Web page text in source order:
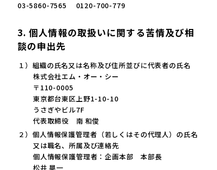
03-5860-7565 0120-700-779
3. 個人情報の取扱いに関する苦情及び相
談の申出先
１）組織の氏名又は名称及び住所並びに代表者の氏名
株式会社エム・オー・シー
〒110-0005
東京都台東区上野1-10-10
うさぎやビル7F
代表取締役 南 和俊
２）個人情報保護管理者（若しくはその代理人）の氏名
又は職名、所属及び連絡先
個人情報保護管理者：企画本部 本部長
松井 晃一